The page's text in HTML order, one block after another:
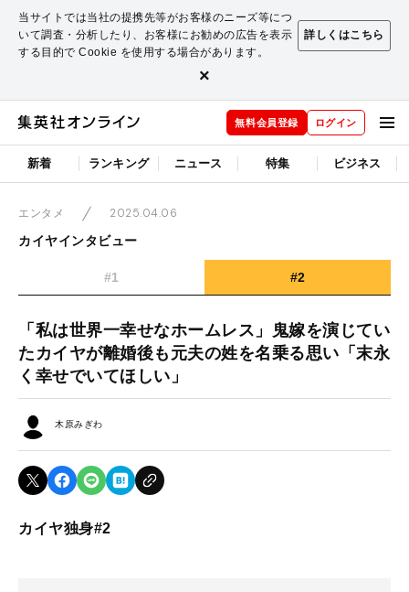
当サイトでは当社の提携先等がお客様のニーズ等につ
いて調査・分析したり、お客様にお勧めの広告を表示
する目的で Cookie を使用する場合があります。
詳しくはこちら
×
無料会員登録 ログイン
新着 ランキング ニュース 特集 ビジネス
エンタメ
2025.04.06
カイヤインタビュー
#1 #2
「私は世界一幸せなホームレス」鬼嫁を演じてい
たカイヤが離婚後も元夫の姓を名乗る思い「末永
く幸せでいてほしい」
木原みぎわ
カイヤ独身#2